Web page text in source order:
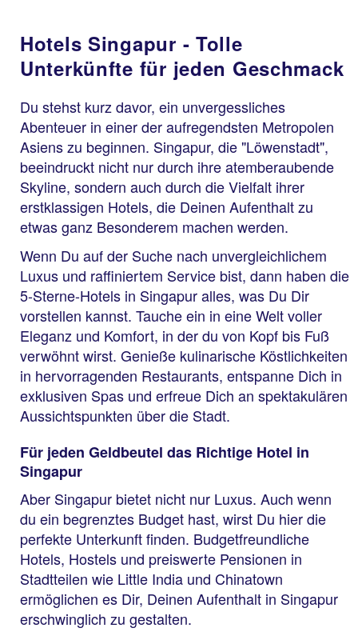
Hotels Singapur - Tolle
Unterkünfte für jeden Geschmack
Du stehst kurz davor, ein unvergessliches
Abenteuer in einer der aufregendsten Metropolen
Asiens zu beginnen. Singapur, die "Löwenstadt",
beeindruckt nicht nur durch ihre atemberaubende
Skyline, sondern auch durch die Vielfalt ihrer
erstklassigen Hotels, die Deinen Aufenthalt zu
etwas ganz Besonderem machen werden.
Wenn Du auf der Suche nach unvergleichlichem
Luxus und raffiniertem Service bist, dann haben die
5-Sterne-Hotels in Singapur alles, was Du Dir
vorstellen kannst. Tauche ein in eine Welt voller
Eleganz und Komfort, in der du von Kopf bis Fuß
verwöhnt wirst. Genieße kulinarische Köstlichkeiten
in hervorragenden Restaurants, entspanne Dich in
exklusiven Spas und erfreue Dich an spektakulären
Aussichtspunkten über die Stadt.
Für jeden Geldbeutel das Richtige Hotel in
Singapur
Aber Singapur bietet nicht nur Luxus. Auch wenn
du ein begrenztes Budget hast, wirst Du hier die
perfekte Unterkunft finden. Budgetfreundliche
Hotels, Hostels und preiswerte Pensionen in
Stadtteilen wie Little India und Chinatown
ermöglichen es Dir, Deinen Aufenthalt in Singapur
erschwinglich zu gestalten.